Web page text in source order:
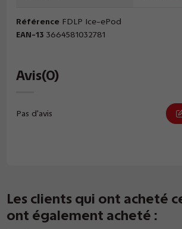
Référence FDLP Ice-ePod
EAN-13 3664581032781
Avis(0)
Pas d'avis
Les clients qui ont acheté
ont également acheté :